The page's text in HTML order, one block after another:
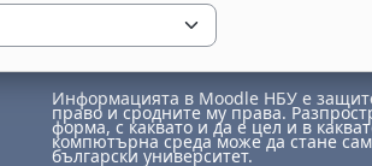
Информацията в Moodle НБУ е
право и сродните му права.
форма, с каквато и да е цел и в
компютърна среда може да стане
български университет.